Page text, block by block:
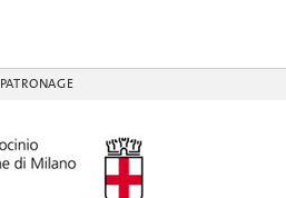
PATRONAGE